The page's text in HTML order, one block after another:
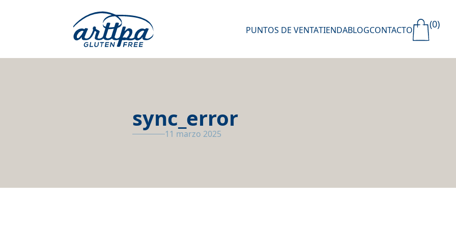
PUNTOS DE VENTATIENDABLOGCONTACTO (0)
sync_error
11 marzo 2025